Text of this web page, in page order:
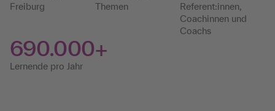
Freiburg
Themen
Referent:innen,
Coachinnen und
Coachs
690.000+
Lernende pro Jahr